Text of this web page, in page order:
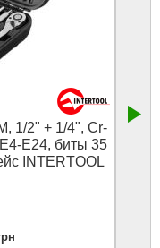
1/2" + 1/4", Cr-
E24, биты 35
INTERTOOL